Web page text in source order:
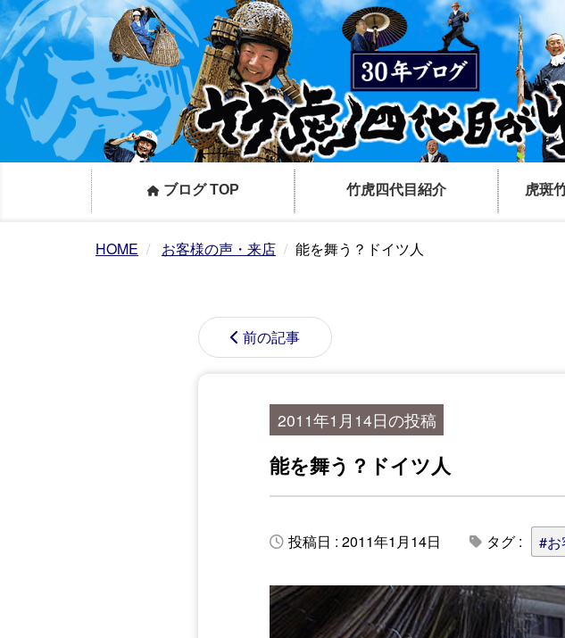
ブログ TOP 竹虎四代目紹介 虎斑
HOME お客様の声・来店 能を舞う？ドイツ人
前の記事
2011年1月14日の投稿
能を舞う？ドイツ人
投稿日 : 2011年1月14日 タグ : #